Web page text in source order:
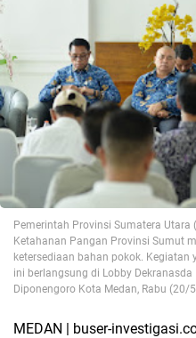
Pemerintah Provinsi Sumatera
Ketahanan Pangan Provinsi Sumut
ketersediaan bahan pokok.
ini berlangsung di Lobby
Diponengoro Kota Medan, Rabu (20/
MEDAN | buser-